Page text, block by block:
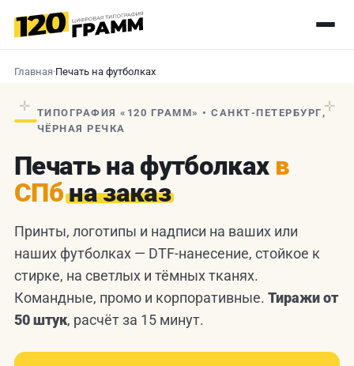
Главная·Печать на футболках
✛ ✛
ТИПОГРАФИЯ «120 ГРАММ» • САНКТ-ПЕТЕРБУРГ,
ЧЁРНАЯ РЕЧКА
Печать на футболках в
СПбна заказ
Принты, логотипы и надписи на ваших или
наших футболках — DTF-нанесение, стойкое к
стирке, на светлых и тёмных тканях.
Командные, промо и корпоративные. Тиражи от
50 штук, расчёт за 15 минут.